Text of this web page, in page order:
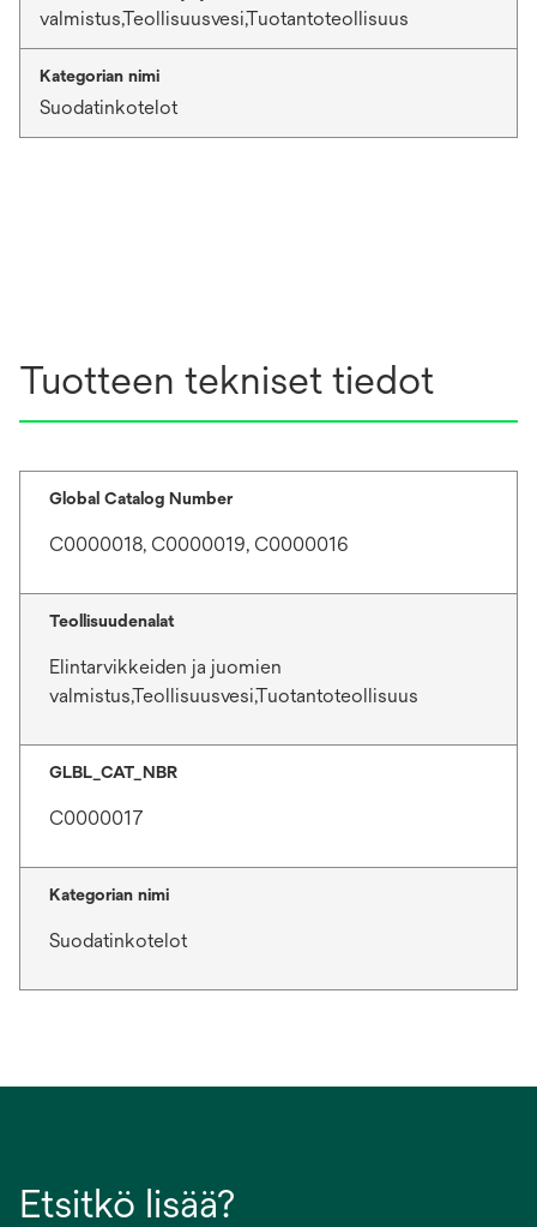
valmistus,Teollisuusvesi,Tuotantoteollisuus
Kategorian nimi
Suodatinkotelot
Tuotteen tekniset tiedot
Global Catalog Number
C0000018, C0000019, C0000016
Teollisuudenalat
Elintarvikkeiden ja juomien
valmistus,Teollisuusvesi,Tuotantoteollisuus
GLBL_CAT_NBR
C0000017
Kategorian nimi
Suodatinkotelot
Etsitkö lisää?